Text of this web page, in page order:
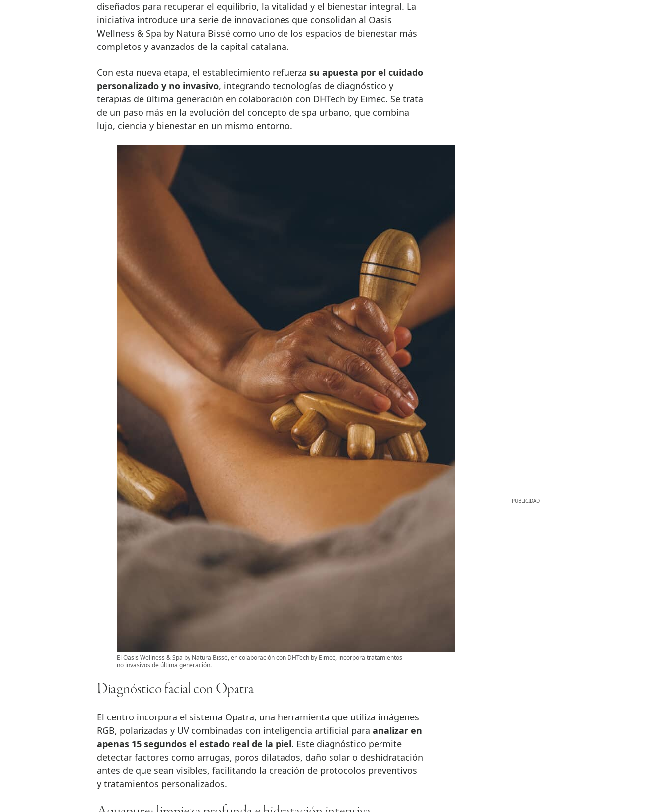
diseñados para recuperar el equilibrio, la vitalidad y el bienestar integral. La
iniciativa introduce una serie de innovaciones que consolidan al Oasis
Wellness & Spa by Natura Bissé como uno de los espacios de bienestar más
completos y avanzados de la capital catalana.
Con esta nueva etapa, el establecimiento refuerza su apuesta por el cuidado
personalizado y no invasivo, integrando tecnologías de diagnóstico y
terapias de última generación en colaboración con DHTech by Eimec. Se trata
de un paso más en la evolución del concepto de spa urbano, que combina
lujo, ciencia y bienestar en un mismo entorno.
El Oasis Wellness & Spa by Natura Bissé, en colaboración con DHTech by Eimec, incorpora tratamientos
no invasivos de última generación.
Diagnóstico facial con Opatra
El centro incorpora el sistema Opatra, una herramienta que utiliza imágenes
RGB, polarizadas y UV combinadas con inteligencia artificial para analizar en
apenas 15 segundos el estado real de la piel. Este diagnóstico permite
detectar factores como arrugas, poros dilatados, daño solar o deshidratación
antes de que sean visibles, facilitando la creación de protocolos preventivos
y tratamientos personalizados.